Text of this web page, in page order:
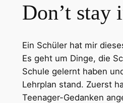
Don’t stay
Ein Schüler hat mir
Es geht um Dinge, die
Schule gelernt haben
Lehrplan stand. Zuerst
Teenager-Gedanken